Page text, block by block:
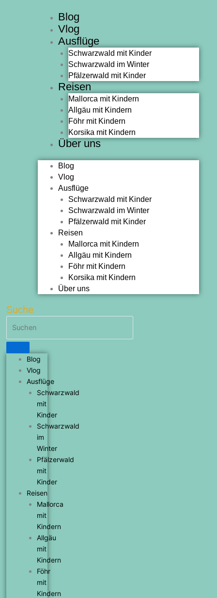
Blog
Vlog
Ausflüge
Schwarzwald mit Kinder
Schwarzwald im Winter
Pfälzerwald mit Kinder
Reisen
Mallorca mit Kindern
Allgäu mit Kindern
Föhr mit Kindern
Korsika mit Kindern
Über uns
Blog
Vlog
Ausflüge
Schwarzwald mit Kinder
Schwarzwald im Winter
Pfälzerwald mit Kinder
Reisen
Mallorca mit Kindern
Allgäu mit Kindern
Föhr mit Kindern
Korsika mit Kindern
Über uns
Suche
Blog
Vlog
Ausflüge
Schwarzwald
mit
Kinder
Schwarzwald
im
Winter
Pfälzerwald
mit
Kinder
Reisen
Mallorca
mit
Kindern
Allgäu
mit
Kindern
Föhr
mit
Kindern